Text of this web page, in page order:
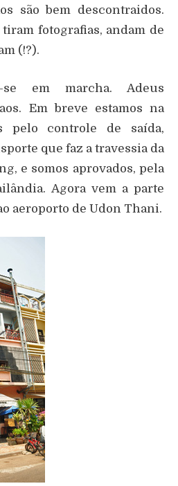
são bem descontraidos.
fotografias, andam de
(!?).
se em marcha. Adeus
Em breve estamos na
pelo controle de saída,
que faz a travessia da
e somos aprovados, pela
Agora vem a parte
aeroporto de Udon Thani.